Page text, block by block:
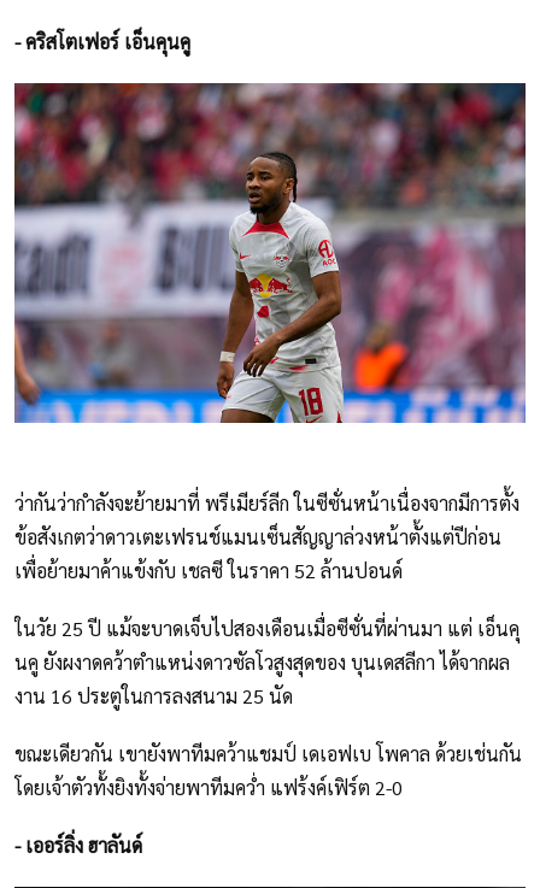
- คริสโตเฟอร์ เอ็นคุนคู
ว่ากันว่ากำลังจะย้ายมาที่ พรีเมียร์ลีก ในซีซั่นหน้าเนื่องจากมีการตั้ง
ข้อสังเกตว่าดาวเตะเฟรนช์แมนเซ็นสัญญาล่วงหน้าตั้งแต่ปีก่อน
เพื่อย้ายมาค้าแข้งกับ เชลซี ในราคา 52 ล้านปอนด์
ในวัย 25 ปี แม้จะบาดเจ็บไปสองเดือนเมื่อซีซั่นที่ผ่านมา แต่ เอ็นคุ
นคู ยังผงาดคว้าตำแหน่งดาวซัลโวสูงสุดของ บุนเดสลีกา ได้จากผล
งาน 16 ประตูในการลงสนาม 25 นัด
ขณะเดียวกัน เขายังพาทีมคว้าแชมป์ เดเอฟเบ โพคาล ด้วยเช่นกัน
โดยเจ้าตัวทั้งยิงทั้งจ่ายพาทีมคว่ำ แฟร้งค์เฟิร์ต 2-0
- เออร์ลิ่ง ฮาลันด์